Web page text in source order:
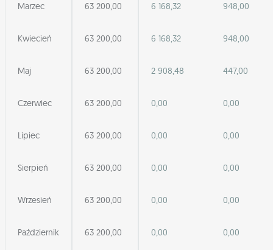
Marzec 63 200,00 6 168,32 948,00
Kwiecień 63 200,00 6 168,32 948,00
Maj 63 200,00 2 908,48 447,00
Czerwiec 63 200,00 0,00 0,00
Lipiec 63 200,00 0,00 0,00
Sierpień 63 200,00 0,00 0,00
Wrzesień 63 200,00 0,00 0,00
Październik 63 200,00 0,00 0,00